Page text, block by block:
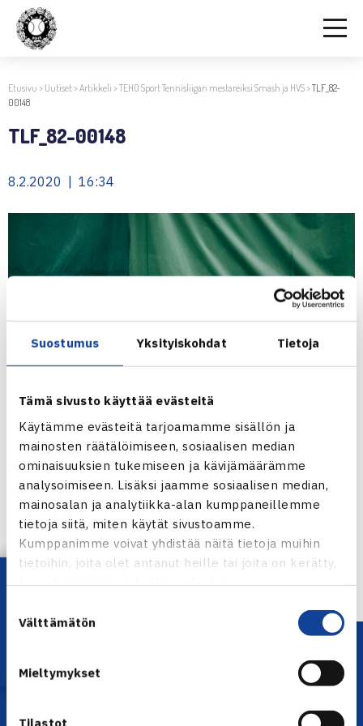
Suostumus Yksityiskohdat Tietoja
Tämä sivusto käyttää evästeitä
Käytämme evästeitä tarjoamamme sisällön ja
mainosten räätälöimiseen, sosiaalisen median
ominaisuuksien tukemiseen ja kävijämäärämme
analysoimiseen. Lisäksi jaamme sosiaalisen median,
mainosalan ja analytiikka-alan kumppaneillemme
tietoja siitä, miten käytät sivustoamme.
Kumppanimme voivat yhdistää näitä tietoja muihin
tietoihin, joita olet antanut heille tai joita on kerätty,
kun olet käyttänyt heidän palvelujaan.
valinta
Välttämätön
Mieltymykset
Etusivu > Uutiset>Artikkeli >TEHO Sport Tennisliigan mestareiksi Smash ja HVS>TLF_82-
00148
TLF_82-00148
8.2.2020 | 16:34
← Edellinen
Lataa OmaTennis!